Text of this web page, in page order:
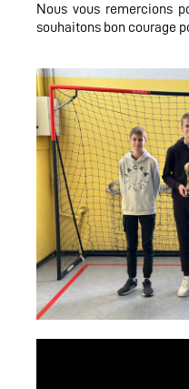
Nous vous remercions
souhaitons bon courage